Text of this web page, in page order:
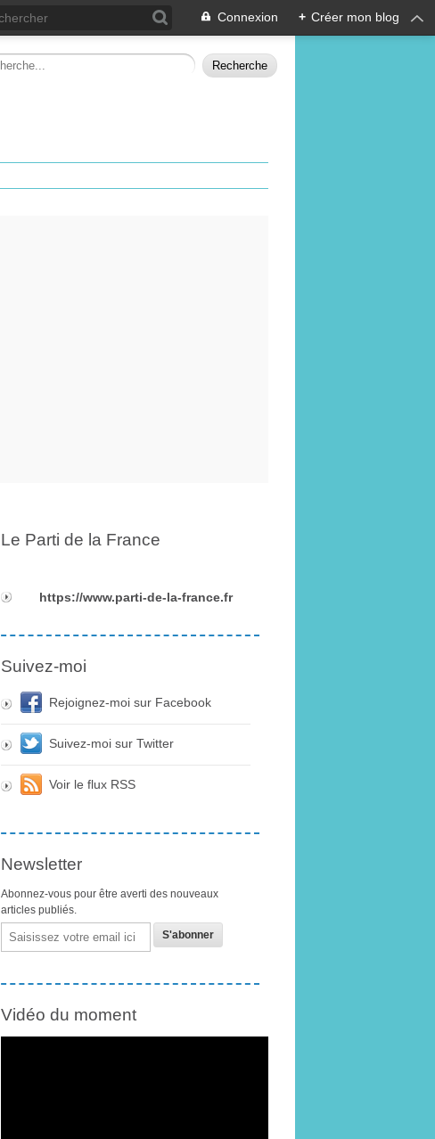
Connexion + Créer mon blog
Le Parti de la France
https://www.parti-de-la-france.fr
Suivez-moi
Rejoignez-moi sur Facebook
Suivez-moi sur Twitter
Voir le flux RSS
Newsletter
Abonnez-vous pour être averti des nouveaux
articles publiés.
Email
Vidéo du moment